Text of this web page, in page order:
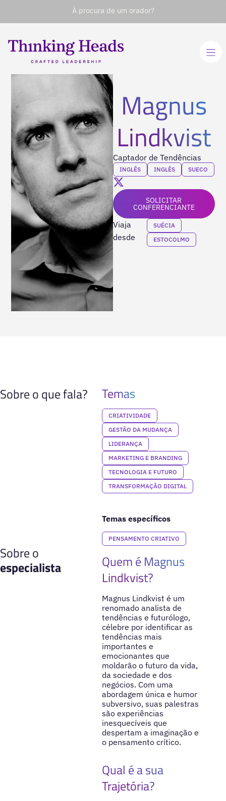
À procura de um orador?
Magnus
Lindkvist
Captador de Tendências
INGLÊS INGLÊS SUECO
SOLICITAR
CONFERENCIANTE
Viaja
desde
SUÉCIA
ESTOCOLMO
Sobre o que fala? Temas
CRIATIVIDADE
GESTÃO DA MUDANÇA
LIDERANÇA
MARKETING E BRANDING
TECNOLOGIA E FUTURO
TRANSFORMAÇÃO DIGITAL
Temas específicos
PENSAMENTO CRIATIVO
Sobre o
especialista
Quem é Magnus
Lindkvist?
Magnus Lindkvist é um
renomado analista de
tendências e futurólogo,
célebre por identificar as
tendências mais
importantes e
emocionantes que
moldarão o futuro da vida,
da sociedade e dos
negócios. Com uma
abordagem única e humor
subversivo, suas palestras
são experiências
inesquecíveis que
despertam a imaginação e
o pensamento crítico.
Qual é a sua
Trajetória?